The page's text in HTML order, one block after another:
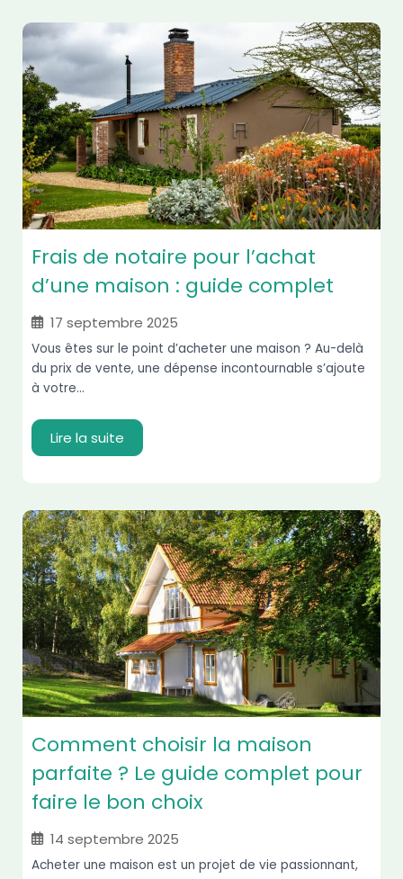
Frais de notaire pour l’achat
d’une maison : guide complet
17 septembre 2025
Vous êtes sur le point d’acheter une maison ? Au-delà
du prix de vente, une dépense incontournable s’ajoute
à votre...
Lire la suite
Comment choisir la maison
parfaite ? Le guide complet pour
faire le bon choix
14 septembre 2025
Acheter une maison est un projet de vie passionnant,